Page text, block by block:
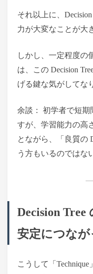
それ以上に、
力が大変なことが大
しかし、一定程度の
は、この Decision
げる鍵な気がしてな
余談： 初学者で短期
すが、学習能力の高
とながら、「良質の
う方もいるのではな
Decision Tree
安定につな
こうして「Technique